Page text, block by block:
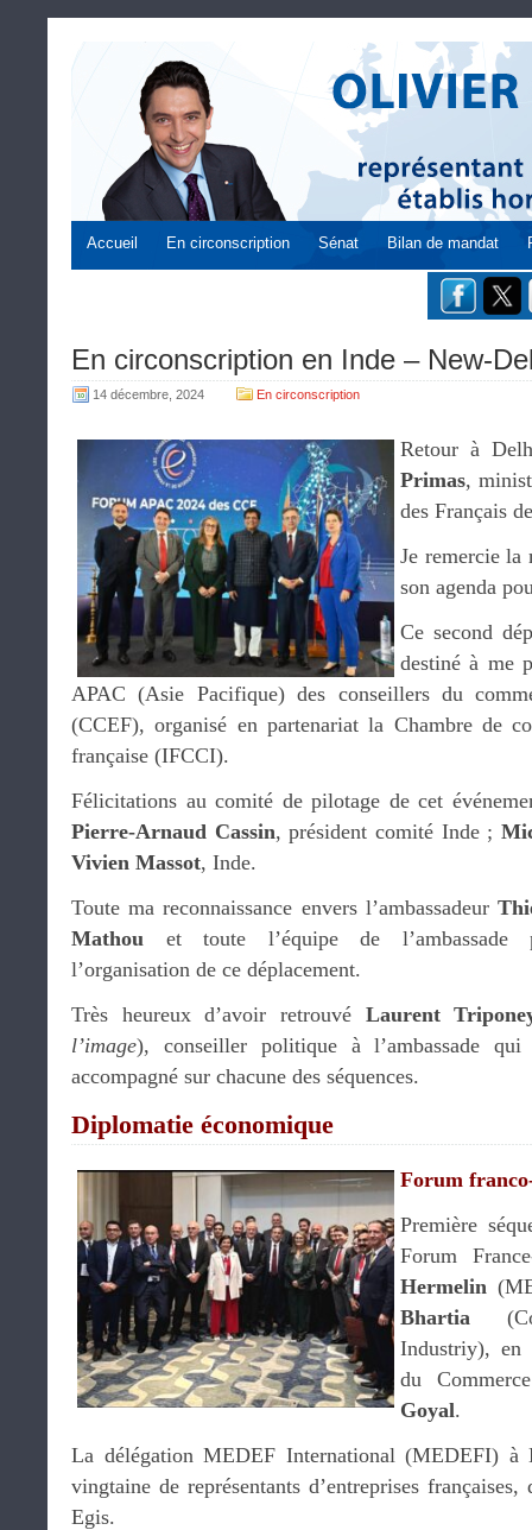
Accueil En circonscription Sénat Bilan de mandat
En circonscription en Inde – New-
14 décembre, 2024 En circonscription
Retour à
Primas,
des Français
Je remercie la
son agenda
Ce second
destiné à me
APAC (Asie Pacifique) des conseillers du
(CCEF), organisé en partenariat la Chambre de
française (IFCCI).
Félicitations au comité de pilotage de cet
Pierre-Arnaud Cassin, président comité Inde ;
Vivien Massot, Inde.
Toute ma reconnaissance envers l’ambassadeur
Mathou et toute l’équipe de l’ambassade
l’organisation de ce déplacement.
Très heureux d’avoir retrouvé Laurent
l’image), conseiller politique à l’ambassade qui
accompagné sur chacune des séquences.
Diplomatie économique
Forum
Première
Forum
Hermelin
Bhartia
Industriy), en
du
Goyal.
La délégation MEDEF International (MEDEFI) à
vingtaine de représentants d’entreprises
Egis.